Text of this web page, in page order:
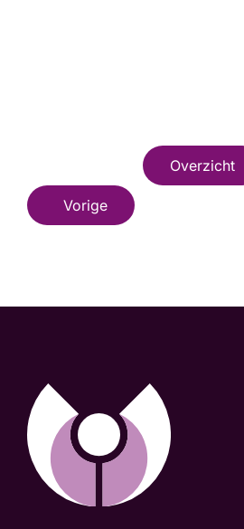
Overzicht
Vorige